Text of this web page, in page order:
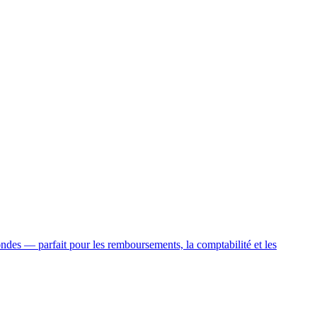
— parfait pour les remboursements, la comptabilité et les